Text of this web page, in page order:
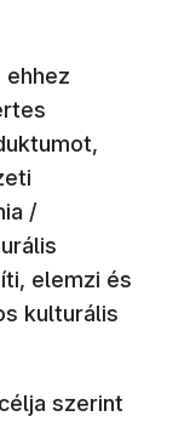
/
elemzi és
kulturális
szerint